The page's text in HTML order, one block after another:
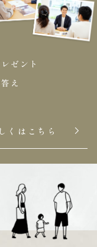
ゼント
え
くはこちら